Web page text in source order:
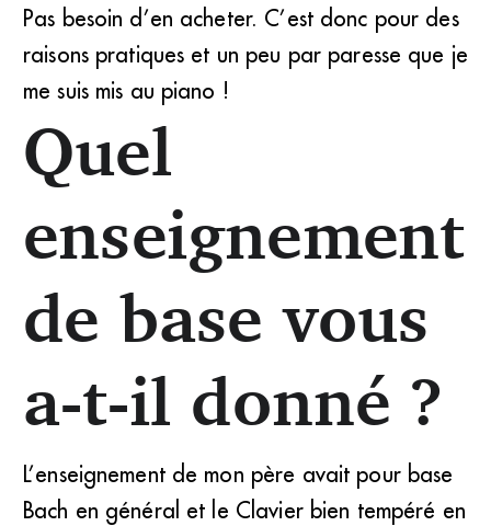
Pas besoin d’en acheter. C’est donc pour des
raisons pratiques et un peu par paresse que je
me suis mis au piano !
Quel
enseignement
de base vous
a-t-il donné ?
L’enseignement de mon père avait pour base
Bach en général et le Clavier bien tempéré en